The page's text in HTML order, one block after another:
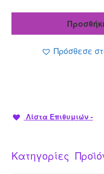
Πρόσθεσε
Λίστα Επιθυμιών -
Κατηγορίες